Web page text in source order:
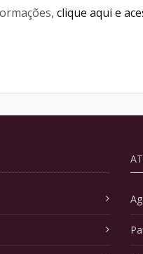
clique aqui e